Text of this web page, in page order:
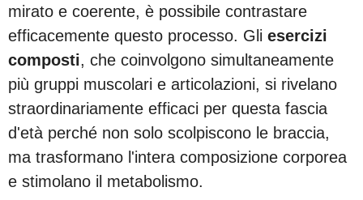
mirato e coerente, è possibile contrastare
efficacemente questo processo. Gli esercizi
composti, che coinvolgono simultaneamente
più gruppi muscolari e articolazioni, si rivelano
straordinariamente efficaci per questa fascia
d'età perché non solo scolpiscono le braccia,
ma trasformano l'intera composizione corporea
e stimolano il metabolismo.